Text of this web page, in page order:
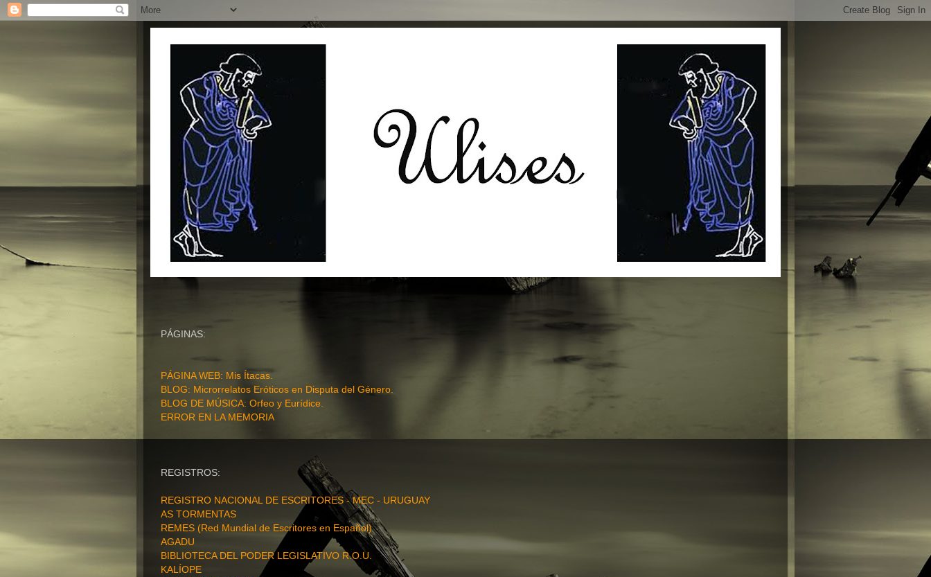
PÁGINAS:
PÁGINA WEB: Mis Ítacas.
BLOG: Microrrelatos Eróticos en Disputa del Género.
BLOG DE MÚSICA: Orfeo y Eurídice.
ERROR EN LA MEMORIA
REGISTROS:
REGISTRO NACIONAL DE ESCRITORES - MEC - URUGUAY
AS TORMENTAS
REMES (Red Mundial de Escritores en Español)
AGADU
BIBLIOTECA DEL PODER LEGISLATIVO R.O.U.
KALÍOPE